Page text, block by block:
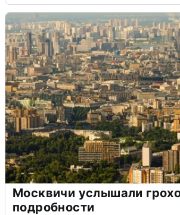
Москвичи услышали
подробности